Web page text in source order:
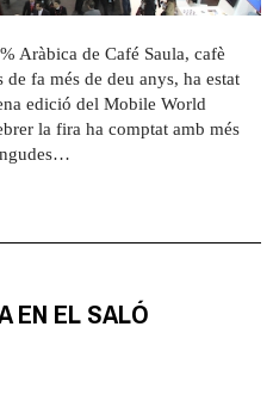
Aràbica de Café Saula, cafè
fa més de deu anys, ha estat
edició del Mobile World
la fira ha comptat amb més
EN EL SALÓ